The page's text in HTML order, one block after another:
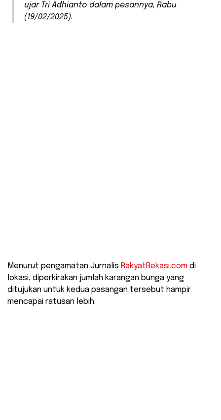
ujar Tri Adhianto dalam pesannya, Rabu
(19/02/2025).
Menurut pengamatan Jurnalis RakyatBekasi.com di
lokasi, diperkirakan jumlah karangan bunga yang
ditujukan untuk kedua pasangan tersebut hampir
mencapai ratusan lebih.